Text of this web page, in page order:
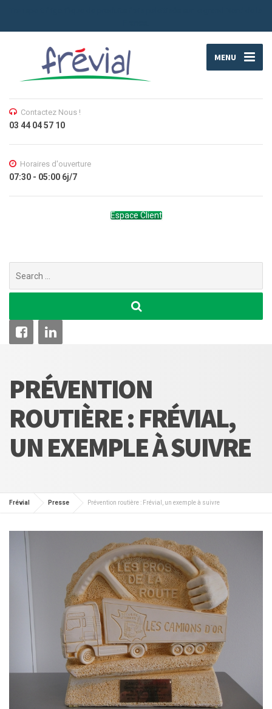
MENU
Contactez Nous !
03 44 04 57 10
Horaires d'ouverture
07:30 - 05:00 6j/7
Espace Client
for:
PRÉVENTION
ROUTIÈRE : FRÉVIAL,
UN EXEMPLE À SUIVRE
Frévial Presse Prévention routière : Frévial, un exemple à suivre